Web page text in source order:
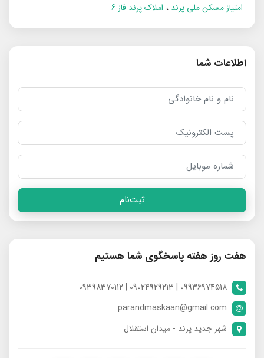
امتیاز مسکن ملی پرند
املاک پرند فاز 6
اطلاعات شما
ثبت‌نام
هفت روز هفته پاسخگوی شما هستیم
09936974518 | 09024929213 | 09398370112
parandmaskaan@gmail.com
شهر جدید پرند - میدان استقلال